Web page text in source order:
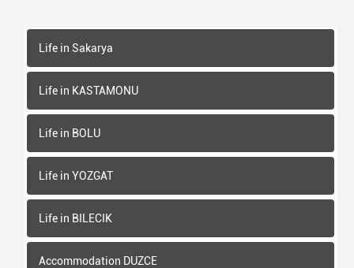
Life in Sakarya
Life in KASTAMONU
Life in BOLU
Life in YOZGAT
Life in BILECIK
Accommodation DUZCE